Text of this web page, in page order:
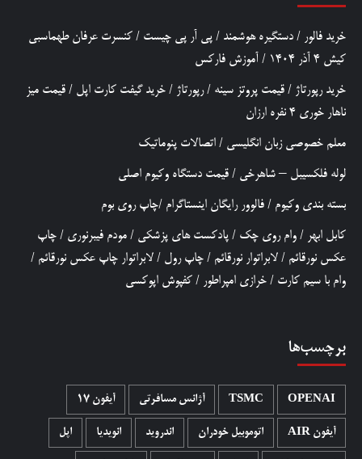
خرید فالور / دستگیره هوشمند / پی آر پی چیست / کنسرت عرفان طهماسبی
کیش 4 آذر 1404
/ آموزش فارکس
خرید رپورتاژ / قیمت پروتز سینه /رپورتاژ / خرید گیفت کارت اپل / قیمت میز
ناهار خوری 4 نفره ارزان
معلم خصوصی زبان انگلیسی / اتصالات پنوماتیک
لوله فلکسیبل – شاهرخی / قیمت دستگاه وکیوم اصلی
بسته بندی وکیوم / فالوور رایگان اینستاگرام /چاپ روی بوم
کابل ابهر / وام روی چک / پادکست های پزشکی / مودم فیبرنوری / چاپ
عکس نورقائم / لابراتوار نورقائم / چاپ رول / لابراتوار چاپ عکس نورقائم /
وام با سیم کارت / خرازی امپراطور / کفپوش اپوکسی
برچسب‌ها
OPENAI
TSMC آژانس مسافرتی آیفون 17
آیفون AIR اتوموبیل خودران اندروید انویدیا اپل